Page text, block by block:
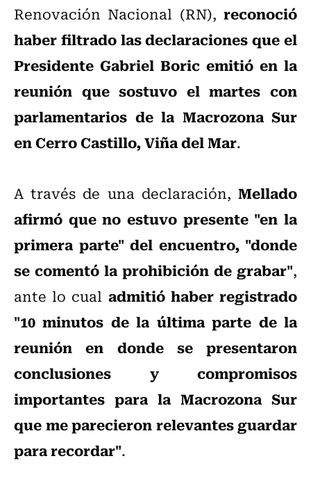
Renovación Nacional (RN), reconoció
haber filtrado las declaraciones que el
Presidente Gabriel Boric emitió en la
reunión que sostuvo el martes con
parlamentarios de la Macrozona Sur
en Cerro Castillo, Viña del Mar.
A través de una declaración, Mellado
afirmó que no estuvo presente "en la
primera parte" del encuentro, "donde
se comentó la prohibición de grabar",
ante lo cual admitió haber registrado
"10 minutos de la última parte de la
reunión en donde se presentaron
conclusiones y compromisos
importantes para la Macrozona Sur
que me parecieron relevantes guardar
para recordar".